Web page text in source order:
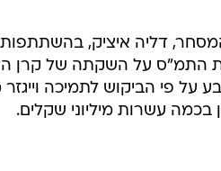
דליה איציק,
התמ"ס על השקתה של קרן
על פי הביקוש לתמיכה
עשרות מיליוני שקלים.